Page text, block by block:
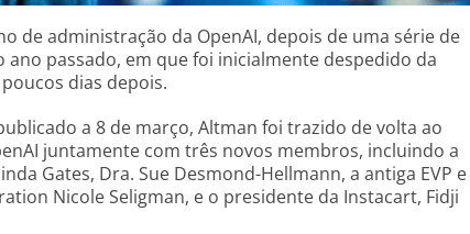
de administração da OpenAI, depois de uma série de
passado, em que foi inicialmente despedido da
dias depois.
a 8 de março, Altman foi trazido de volta ao
juntamente com três novos membros, incluindo a
Gates, Dra. Sue Desmond-Hellmann, a antiga EVP e
Nicole Seligman, e o presidente da Instacart, Fidji